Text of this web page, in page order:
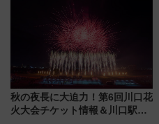
秋の夜長に大迫力！第6回川口花
火大会チケット情報＆川口駅か